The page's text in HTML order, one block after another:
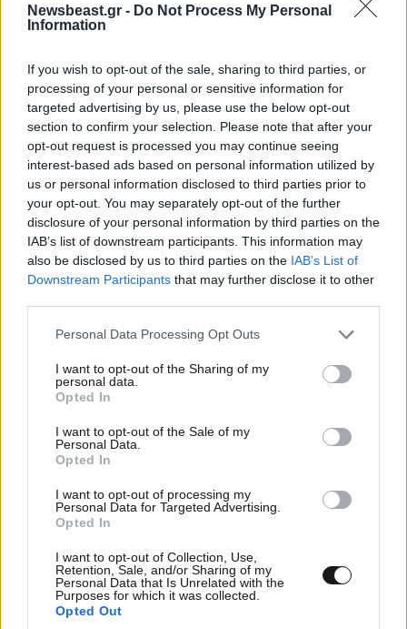
Newsbeast.gr - Do Not Process My Personal
Information
If you wish to opt-out of the sale, sharing to third parties, or
processing of your personal or sensitive information for
targeted advertising by us, please use the below opt-out
section to confirm your selection. Please note that after your
opt-out request is processed you may continue seeing
interest-based ads based on personal information utilized by
us or personal information disclosed to third parties prior to
your opt-out. You may separately opt-out of the further
disclosure of your personal information by third parties on the
IAB’s list of downstream participants. This information may
also be disclosed by us to third parties on the IAB’s List of
Downstream Participants that may further disclose it to other
Please note that this website/app uses one or more Google
not limited to your visit or usage behaviour. You may click to
grant or deny consent to Google and its third-party tags to
use your data for below specified purposes in below Google
consent section.
Personal Data Processing Opt Outs
I want to opt-out of the Sharing of my
personal data.
Opted In
I want to opt-out of the Sale of my
Personal Data.
Opted In
I want to opt-out of processing my
Personal Data for Targeted Advertising.
Opted In
I want to opt-out of Collection, Use,
Retention, Sale, and/or Sharing of my
Personal Data that Is Unrelated with the
Purposes for which it was collected.
Opted Out
Αυτά είναι τα ζητήματα τα οποία απασχολούν τους
Πρωθυπουργός, αλλά και ως Πρόεδρος της μεγάλης
μας παράταξης, να μην αναμετριέμαι και να μην
συναντιέμαι, θα έλεγα, στους διαδρόμους της
τοξικότητας με την αντιπολίτευση, αλλά να
εξακολουθώ να σκύβω πάνω στα προβλήματα των
πολιτών, να υλοποιούμε το κυβερνητικό μας έργο
και να προσπαθούμε κάθε μέρα να κάνουμε τις ζωές
των πολιτών λίγο καλύτερες.
Μην έχουμε καμία αμφιβολία. Αντιμετωπίζουμε ως
χώρα, ο κόσμος αντιμετωπίζει μεγάλες προκλήσεις.
Είχα την ευκαιρία να μιλήσω και γι’ αυτές στο
Επί τη ευκαιρία, θέλω να σας ευχαριστήσω αυτούς
εντυπωσιακό Συνέδριο. Αποδείξαμε ότι τα μέλη της
Νέας Δημοκρατίας είναι η ραχοκοκαλιά μας. Εσείς
μας δίνετε δύναμη. Εσείς θα μας οδηγήσετε στις
επόμενες εκλογές.
Όμως, ο κόσμος γύρω μας, φίλες και φίλοι, είναι
ένας ταραγμένος κόσμος. Και το πρώτο μέλημα κάθε
υπεύθυνου Πρωθυπουργού είναι να κρατήσει το